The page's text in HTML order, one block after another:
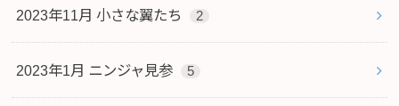
2023年11月 小さな翼たち 2
2023年1月 ニンジャ見参 5